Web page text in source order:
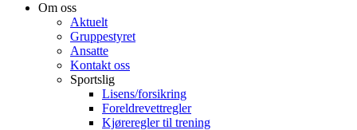
Om oss
Aktuelt
Gruppestyret
Ansatte
Kontakt oss
Sportslig
Lisens/forsikring
Foreldrevettregler
Kjøreregler til trening